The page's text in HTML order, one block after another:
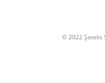
© 2022 Şateks